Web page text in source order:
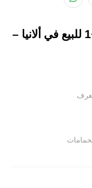
شقة دوبلكس مفروشة 2+1 للبيع في ألانيا –